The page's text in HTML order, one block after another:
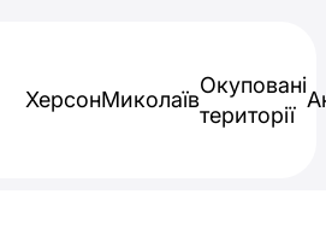
ХерсонМиколаїв
Окуповані
території